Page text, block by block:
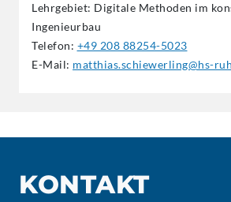
Lehrgebiet: Digitale Methoden im
Ingenieurbau
Telefon: +49 208 88254-5023
E-Mail: matthias.schiewerling@hs-
KONTAKT